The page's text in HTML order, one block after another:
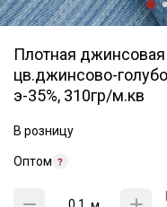
Плотная джинсовая
цв.джинсово-
э-35%, 310гр/м.кв
В розницу
Оптом